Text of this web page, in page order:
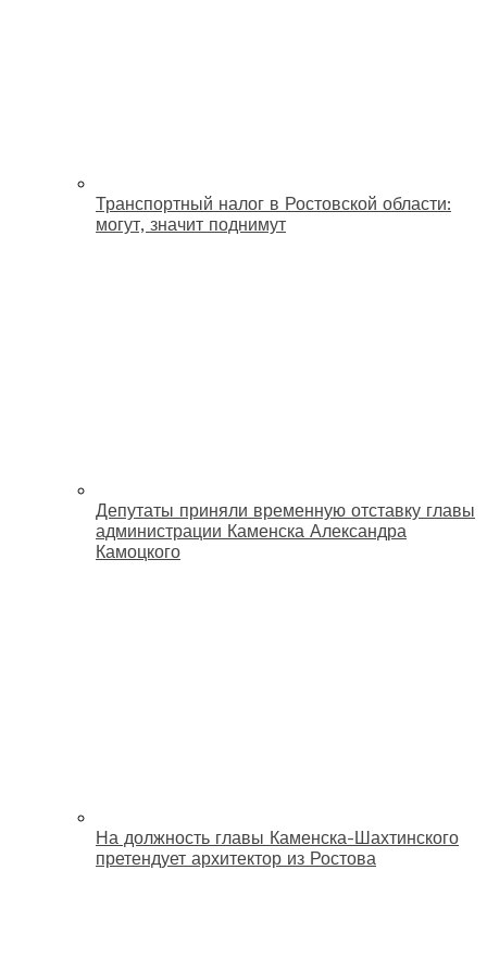
Транспортный налог в Ростовской области:
могут, значит поднимут
Депутаты приняли временную отставку главы
администрации Каменска Александра
Камоцкого
На должность главы Каменска-Шахтинского
претендует архитектор из Ростова